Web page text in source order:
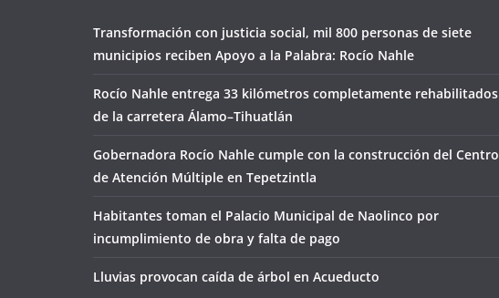
Transformación con justicia social, mil 800 personas de siete
municipios reciben Apoyo a la Palabra: Rocío Nahle
Rocío Nahle entrega 33 kilómetros completamente rehabilitados
de la carretera Álamo–Tihuatlán
Gobernadora Rocío Nahle cumple con la construcción del Centro
de Atención Múltiple en Tepetzintla
Habitantes toman el Palacio Municipal de Naolinco por
incumplimiento de obra y falta de pago
Lluvias provocan caída de árbol en Acueducto